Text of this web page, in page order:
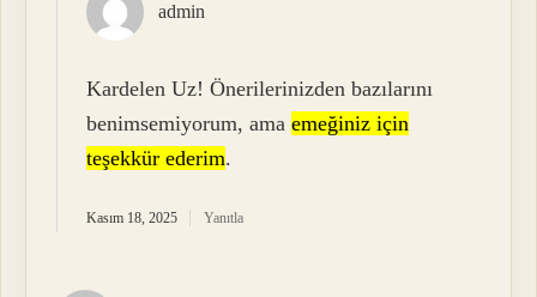
admin
Kardelen Uz! Önerilerinizden bazılarını
benimsemiyorum, amaemeğiniz için
teşekkür ederim.
Kasım 18, 2025 Yanıtla